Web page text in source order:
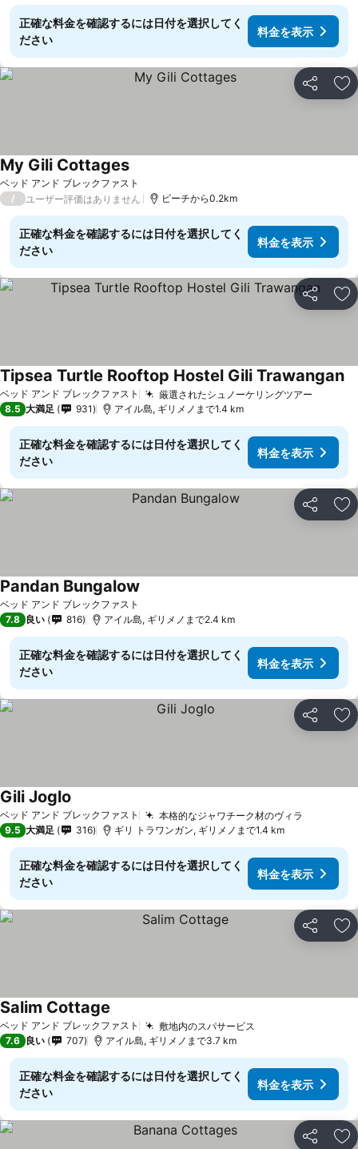
正確な料金を確認するには日付を選択してく
ださい
料金を表示
シェア お
ベッド アンド ブレックファスト
My Gili Cottages料金を表示
/ ユーザー評価はありません ビーチから0.2km
正確な料金を確認するには日付を選択してく
ださい
料金を表示
シェア お
ベッド アンド ブレックファスト 厳選されたシュノーケリングツアー
Tipsea Turtle Rooftop Hostel Gili Trawangan
8.5 大満足 931 アイル島, ギリメノまで1.4 km
正確な料金を確認するには日付を選択してく
ださい
料金を表示
シェア お
ベッド アンド ブレックファスト
Pandan Bungalow
7.8 良い 816 アイル島, ギリメノまで2.4 km
正確な料金を確認するには日付を選択してく
ださい
料金を表示
シェア お
ベッド アンド ブレックファスト 本格的なジャワチーク材のヴィラ
Gili Joglo
9.5 大満足 316 ギリ トラワンガン, ギリメノまで1.4 km
正確な料金を確認するには日付を選択してく
ださい
料金を表示
シェア お
ベッド アンド ブレックファスト 敷地内のスパサービス
Salim Cottage
7.6 良い 707 アイル島, ギリメノまで3.7 km
正確な料金を確認するには日付を選択してく
ださい
料金を表示
シェア お